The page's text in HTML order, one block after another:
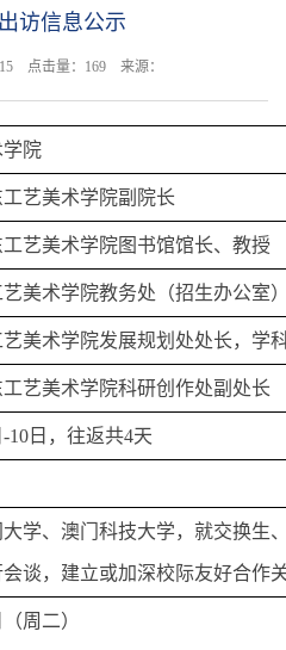
访信息公示
点击量： 169 来源：
学院
艺美术学院副院长
艺美术学院图书馆馆长、教授
美术学院教务处（招生办公室
美术学院发展规划处处长，学
艺美术学院科研创作处副处长
10日，往返共4天
学、澳门科技大学，就交换生
谈，建立或加深校际友好合作
周二）